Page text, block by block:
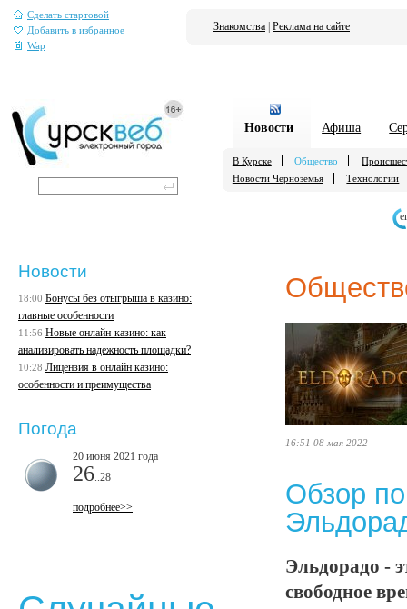
Сделать стартовой
Добавить в избранное
Wap
Знакомства Реклама на сайте
Новости Афиша
В Курске Общество
Новости Черноземья
Технологии
16:51 08 мая 2022
Обзор
Эльдорадо -
свободное
Новости
18:00 Бонусы без отыгрыша в казино:
главные особенности
11:56 Новые онлайн-казино: как
анализировать надежность площадки?
10:28 Лицензия в онлайн казино:
особенности и преимущества
Погода
20 июня 2021 года
26 ..28
подробнее>>